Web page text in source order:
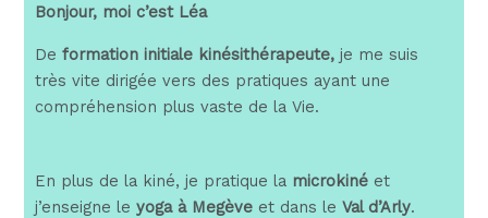
Bonjour, moi c’est Léa
De formation initiale kinésithérapeute,je me suis
très vite dirigée vers des pratiques ayant une
compréhension plus vaste de la Vie.
En plus de la kiné, je pratique la microkiné et
j’enseigne le yoga à Megève et dans leVal d’Arly.